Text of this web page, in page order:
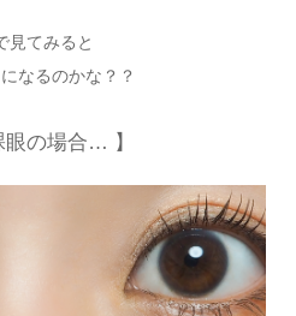
見てみると
なるのかな？？
眼の場合… 】